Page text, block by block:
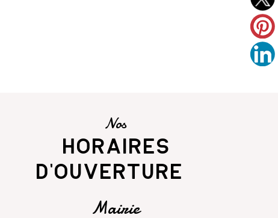
Nos
horaires
d'ouverture
Mairie